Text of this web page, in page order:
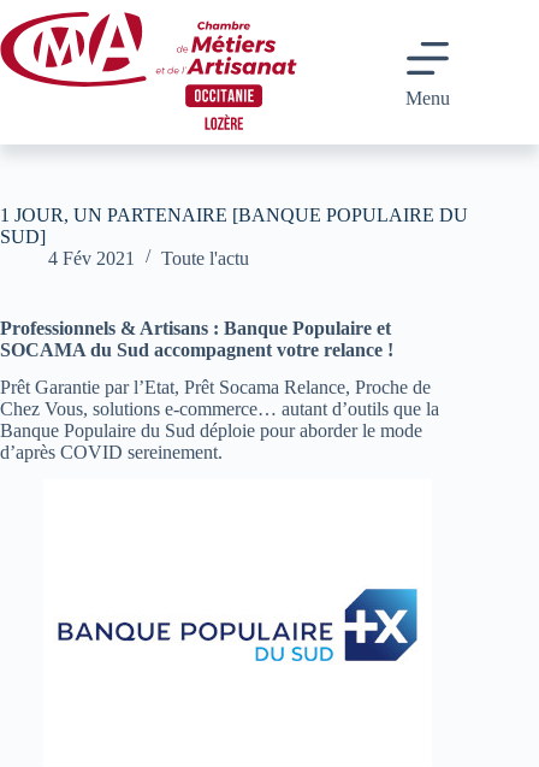
au
contenu
Menu
1 JOUR, UN PARTENAIRE [BANQUE POPULAIRE DU
SUD]
4 Fév 2021
Toute l'actu
Professionnels & Artisans : Banque Populaire et
SOCAMA du Sud accompagnent votre relance !
Prêt Garantie par l’Etat, Prêt Socama Relance, Proche de
Chez Vous, solutions e-commerce… autant d’outils que la
Banque Populaire du Sud déploie pour aborder le mode
d’après COVID sereinement.